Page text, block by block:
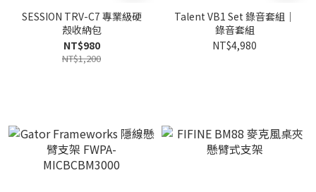
SESSION TRV-C7 專業級硬
殼收納包
NT$980
NT$1,200
Talent VB1 Set 錄音套組｜
錄音套組
NT$4,980